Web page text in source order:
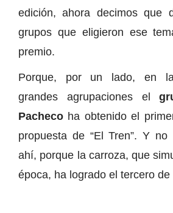
edición, ahora decimos que
grupos que eligieron ese
premio.
Porque, por un lado, en
grandes agrupaciones el
Pacheco ha obtenido el
propuesta de “El Tren”. Y
ahí, porque la carroza, que
época, ha logrado el tercero de